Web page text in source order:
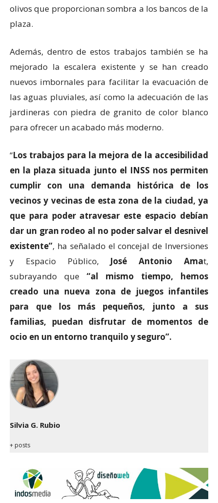
olivos que proporcionan sombra a los bancos de la
plaza.
Además, dentro de estos trabajos también se ha
mejorado la escalera existente y se han creado
nuevos imbornales para facilitar la evacuación de
las aguas pluviales, así como la adecuación de las
jardineras con piedra de granito de color blanco
para ofrecer un acabado más moderno.
“Los trabajos para la mejora de la accesibilidad
en la plaza situada junto el INSS nos permiten
cumplir con una demanda histórica de los
vecinos y vecinas de esta zona de la ciudad, ya
que para poder atravesar este espacio debían
dar un gran rodeo al no poder salvar el desnivel
existente”, ha señalado el concejal de Inversiones
y Espacio Público, José Antonio Amat,
subrayando que “al mismo tiempo, hemos
creado una nueva zona de juegos infantiles
para que los más pequeños, junto a sus
familias, puedan disfrutar de momentos de
ocio en un entorno tranquilo y seguro”.
Silvia G. Rubio
+ posts